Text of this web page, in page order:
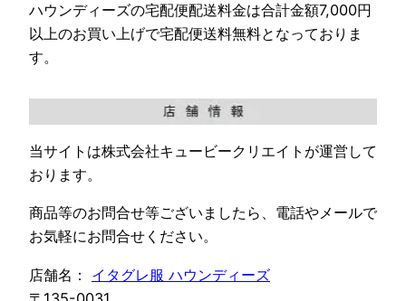
ハウンディーズの宅配便配送料金は合計金額7,000円
以上のお買い上げで宅配便送料無料となっておりま
す。
当サイトは株式会社キュービークリエイトが運営して
おります。
商品等のお問合せ等ございましたら、電話やメールで
お気軽にお問合せください。
店舗名： イタグレ服 ハウンディーズ